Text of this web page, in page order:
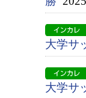
大学サ
大学サ